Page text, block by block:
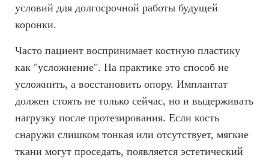
условий для долгосрочной работы будущей
коронки.
Часто пациент воспринимает костную пластику
как "усложнение". На практике это способ не
усложнить, а восстановить опору. Имплантат
должен стоять не только сейчас, но и выдерживать
нагрузку после протезирования. Если кость
снаружи слишком тонкая или отсутствует, мягкие
ткани могут проседать, появляется эстетический